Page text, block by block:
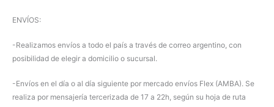
ENVÍOS:
-Realizamos envíos a todo el país a través de correo argentino, con
posibilidad de elegir a domicilio o sucursal.
-Envíos en el día o al día siguiente por mercado envíos Flex (AMBA). Se
realiza por mensajería tercerizada de 17 a 22h, según su hoja de ruta